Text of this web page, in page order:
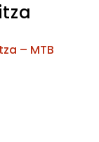
– MTB